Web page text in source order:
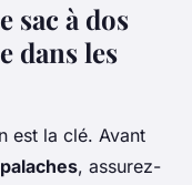
sac à dos
dans les
est la clé. Avant
, assurez-